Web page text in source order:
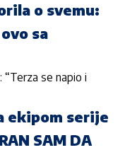
o svemu:
sa
“Terza se napio i
ekipom serije
SAM DA